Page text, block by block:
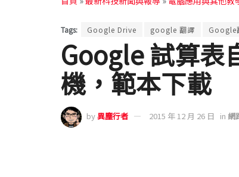
Tags: Google Drive google 翻譯 Google
Google 試算表
機，範本下載
by異塵行者 2015 年 12 月 26 日 in 網